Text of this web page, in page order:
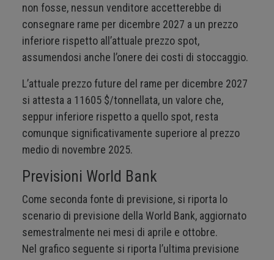
non fosse, nessun venditore accetterebbe di
consegnare rame per dicembre 2027 a un prezzo
inferiore rispetto all’attuale prezzo spot,
assumendosi anche l’onere dei costi di stoccaggio.
L’attuale prezzo future del rame per dicembre 2027
si attesta a 11605 $/tonnellata, un valore che,
seppur inferiore rispetto a quello spot, resta
comunque significativamente superiore al prezzo
medio di novembre 2025.
Previsioni World Bank
Come seconda fonte di previsione, si riporta lo
scenario di previsione della World Bank, aggiornato
semestralmente nei mesi di aprile e ottobre.
Nel grafico seguente si riporta l’ultima previsione